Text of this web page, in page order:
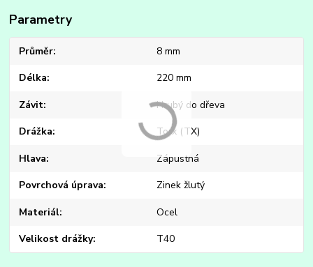
Parametry
Průměr 8 mm
Délka 220 mm
Závit Hrubý do dřeva
Drážka Torx (TX)
Hlava Zápustná
Povrchová úprava Zinek žlutý
Materiál Ocel
Velikost drážky T40